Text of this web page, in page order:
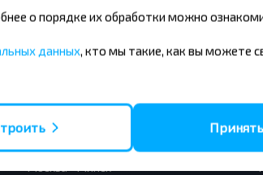
Вильнюс - Минск
о порядке их обработки можно
данных, кто мы такие, как вы можете